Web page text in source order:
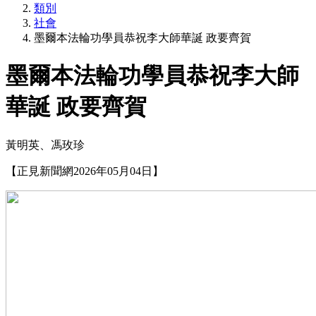
類別
社會
墨爾本法輪功學員恭祝李大師華誕 政要齊賀
墨爾本法輪功學員恭祝李大師
華誕 政要齊賀
黃明英、馮玫珍
【正見新聞網2026年05月04日】